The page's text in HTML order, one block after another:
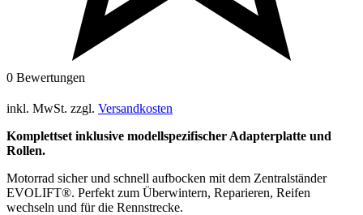
0 Bewertungen
inkl. MwSt. zzgl. Versandkosten
Komplettset inklusive modellspezifischer Adapterplatte und
Rollen.
Motorrad sicher und schnell aufbocken mit dem Zentralständer
EVOLIFT®. Perfekt zum Überwintern, Reparieren, Reifen
wechseln und für die Rennstrecke.